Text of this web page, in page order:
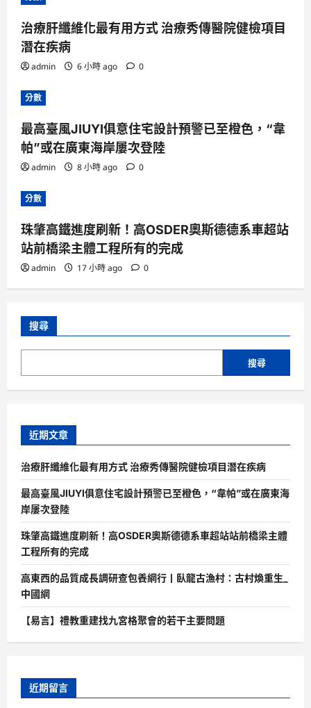
治療肝纖維化最有用方式 治療秀傳醫院健檢項目
潛在疾病
admin 6 小時 ago 0
分數
最高臺風JIUYI俱意住宅設計預警已至橙色，“韋
帕”或在廣東海岸屢次登陸
admin 8 小時 ago 0
分數
珠肇高鐵進度刷新！高OSDER奧斯德德系車超站
站前橋梁主體工程所有的完成
admin 17 小時 ago 0
搜尋
搜尋
近期文章
治療肝纖維化最有用方式 治療秀傳醫院健檢項目潛在疾病
最高臺風JIUYI俱意住宅設計預警已至橙色，“韋帕”或在廣東海
岸屢次登陸
珠肇高鐵進度刷新！高OSDER奧斯德德系車超站站前橋梁主體
工程所有的完成
高東西的品質成長調研查包養網行丨臥龍古漁村：古村煥重生_
中國網
【易言】禮教重建找九宮格聚會的若干主要問題
近期留言